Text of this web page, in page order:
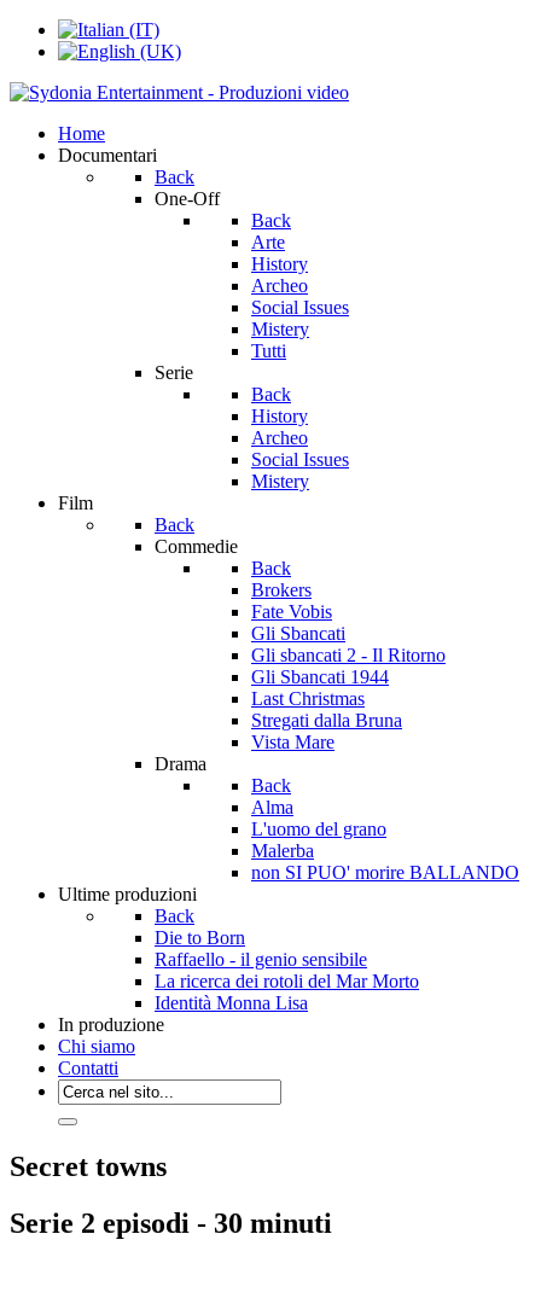
Home
Documentari
Back
One-Off
Back
Arte
History
Archeo
Social Issues
Mistery
Tutti
Serie
Back
History
Archeo
Social Issues
Mistery
Film
Back
Commedie
Back
Brokers
Fate Vobis
Gli Sbancati
Gli sbancati 2 - Il Ritorno
Gli Sbancati 1944
Last Christmas
Stregati dalla Bruna
Vista Mare
Drama
Back
Alma
L'uomo del grano
Malerba
non SI PUO' morire BALLANDO
Ultime produzioni
Back
Die to Born
Raffaello - il genio sensibile
La ricerca dei rotoli del Mar Morto
Identità Monna Lisa
In produzione
Chi siamo
Contatti
Secret towns
Serie 2 episodi - 30 minuti